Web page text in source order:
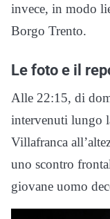
invece, in modo
Borgo Trento.
Le foto e il
Alle 22:15, di
intervenuti lungo
Villafranca
uno scontro
giovane uomo